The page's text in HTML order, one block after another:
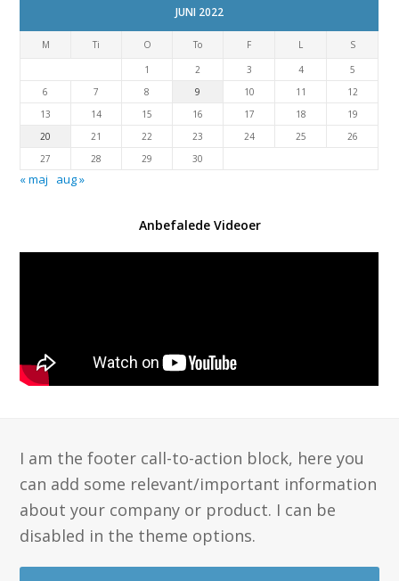
JUNI 2022
M Ti O To F L
S
1
2 3 4
5
6
7 8 9 10 11
12
13
14 15 16 17 18
19
20
21 22 23 24 25
26
27
28 29 30
« maj aug »
Anbefalede Videoer
I am the footer call-to-action block, here you
can add some relevant/important information
about your company or product. I can be
disabled in the theme options.